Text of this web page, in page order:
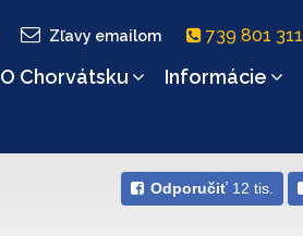
Zľavy emailom 739 801 311
O Chorvátsku
Informácie
Odporučiť 12 tis.